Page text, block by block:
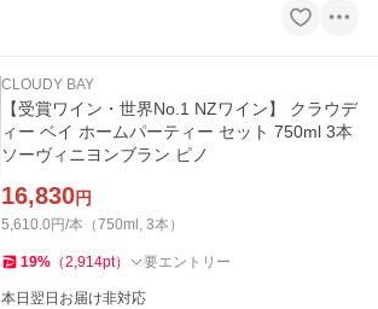
CLOUDY BAY
【受賞ワイン・世界No.1 NZワイン】 クラウデ
ィー ベイ ホームパーティー セット 750ml 3本
ソーヴィニヨンブラン ピノ
16,830円
5,610.0円/本（750ml, 3本）
19% （2,914pt） 要エントリー
本日翌日お届け非対応